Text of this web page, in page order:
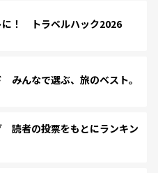
に！ トラベルハック2026
みんなで選ぶ、旅のベスト。
読者の投票をもとにランキン